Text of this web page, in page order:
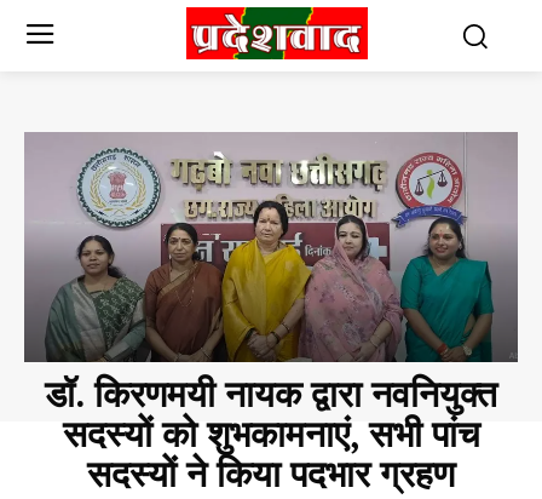
डॉ. किरणमयी नायक द्वारा नवनियुक्त
सदस्यों को शुभकामनाएं, सभी पांच
सदस्यों ने किया पदभार ग्रहण